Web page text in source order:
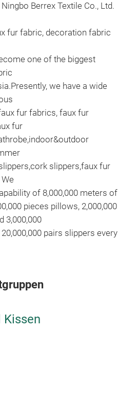
Berrex Textile Co., Ltd.
fur fabric, decoration fabric
one of the biggest
we have a wide
fur fabrics, faux fur
fur
slippers,faux fur
of 8,000,000 meters of
pieces pillows, 2,000,000
3,000,000
pairs slippers every
Kissen